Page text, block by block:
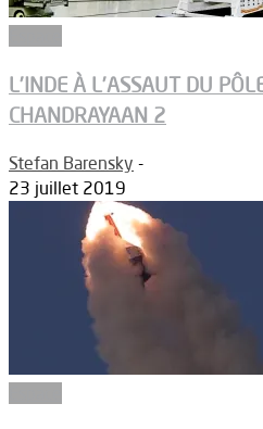
L’INDE À L’ASSAUT DU
CHANDRAYAAN 2
Stefan Barensky -
23 juillet 2019